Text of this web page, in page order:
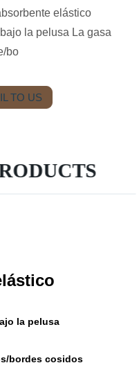
elástico
la pelusa La gasa
bo
TO US
la pelusa
bordes cosidos